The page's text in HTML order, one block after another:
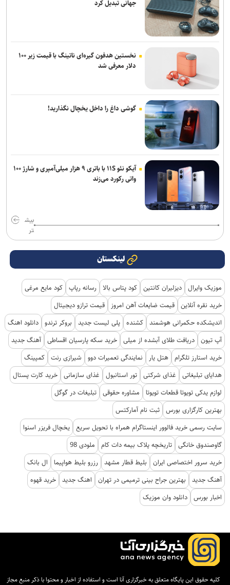
جهانی تبدیل کرد
نخستین هدفون گیره‌ای ناتینگ با قیمت زیر ۱۰۰
دلار معرفی شد
گوشی داغ را داخل یخچال نگذارید!
آیکو نئو ۱۱S با باتری ۹ هزار میلی‌آمپری و شارژ ۱۰۰
واتی رکورد می‌زند
بیش
تر
لینکستان
موزیک وایرال دیزلیران کانتین کود پتاس بالا رسانه رپاپ کود مایع مرغی
خرید نقره آنلاین قیمت ضایعات آهن امروز
قیمت ترازو دیجیتال
اندیشکده حکمرانی هوشمند کشنده پلی لیست جدید بروکر ترندو دانلود اهنگ
آپ تیون دریافت طلای آبشده از میلی خرید سکه پارسیان اقساطی آهنگ جدید
خرید استارز تلگرام هتل یار نمایندگی تعمیرات دوو شیرازی رنت کمپینگ
هدایای تبلیغاتی
غذای شرکتی تور استانبول غذای سازمانی خرید کارت پستال
لوازم یدکی تویوتا قطعات تویوتا
مشاوره حقوقی تبلیغات در گوگل
بهترین کارگزاری بورس ثبت نام آمارکتس
سایت رسمی خرید فالوور اینستاگرام همراه با تحویل سریع یخچال فریزر اسنوا
گاوصندوق خانگی تاریخچه پلاک بیمه دات کام
ملودی 98
خرید سرور اختصاصی ایران
بلیط قطار مشهد رزرو بلیط هواپیما
ال بانک
آهنگ جدید
بهترین جراح بینی ترمیمی در تهران اهنگ جدید خرید قهوه
اخبار بورس دانلود وان موزیک
کلیه حقوق این پایگاه متعلق به خبرگزاری آنا است و استفاده از اخبار و محتوا با ذکر منبع مجاز